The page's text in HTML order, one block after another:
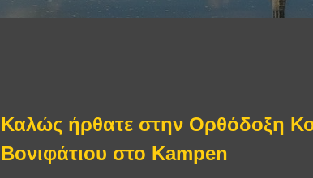
Καλώς ήρθατε στην Ορθόδοξη
Βονιφάτιου στο Kampen